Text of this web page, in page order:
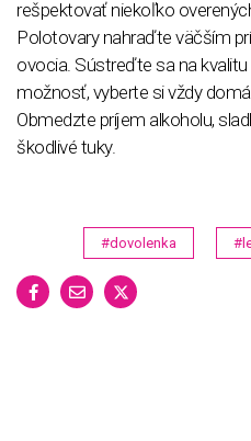
rešpektovať niekoľko
Polotovary nahraďte väčším
ovocia. Sústreďte sa na
možnosť, vyberte si vždy
Obmedzte príjem alkoholu,
škodlivé tuky.
#dovolenka